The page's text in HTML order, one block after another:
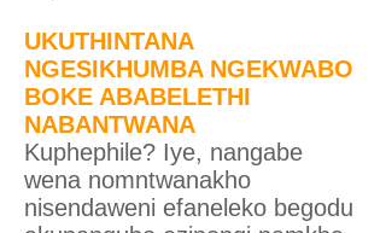
UKUTHINTANA
NGESIKHUMBA NGEKWABO
BOKE ABABELETHI
NABANTWANA
Kuphephile? Iye, nangabe
wena nomntwanakho
nisendaweni efaneleko begodu